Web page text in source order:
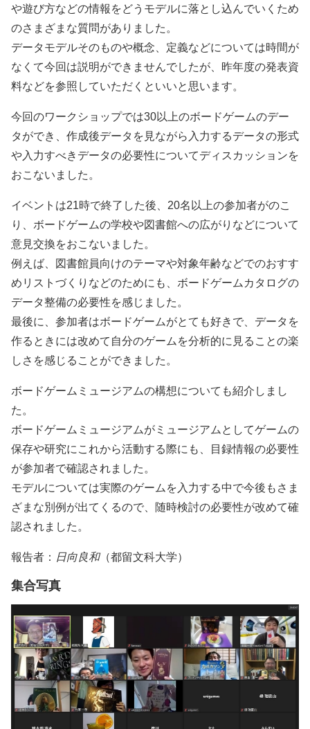
や遊び方などの情報をどうモデルに落とし込んでいくため
のさまざまな質問がありました。
データモデルそのものや概念、定義などについては時間が
なくて今回は説明ができませんでしたが、昨年度の発表資
料などを参照していただくといいと思います。
今回のワークショップでは30以上のボードゲームのデー
タができ、作成後データを見ながら入力するデータの形式
や入力すべきデータの必要性についてディスカッションを
おこないました。
イベントは21時で終了した後、20名以上の参加者がのこ
り、ボードゲームの学校や図書館への広がりなどについて
意見交換をおこないました。
例えば、図書館員向けのテーマや対象年齢などでのおすす
めリストづくりなどのためにも、ボードゲームカタログの
データ整備の必要性を感じました。
最後に、参加者はボードゲームがとても好きで、データを
作るときには改めて自分のゲームを分析的に見ることの楽
しさを感じることができました。
ボードゲームミュージアムの構想についても紹介しまし
た。
ボードゲームミュージアムがミュージアムとしてゲームの
保存や研究にこれから活動する際にも、目録情報の必要性
が参加者で確認されました。
モデルについては実際のゲームを入力する中で今後もさま
ざまな別例が出てくるので、随時検討の必要性が改めて確
認されました。
報告者： 日向良和（都留文科大学）
集合写真